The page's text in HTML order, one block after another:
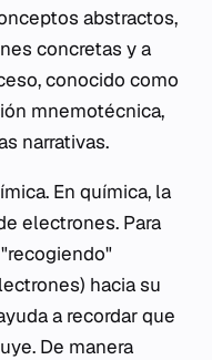
abstractos,
concretas y a
conocido como
mnemotécnica,
narrativas.
En química, la
electrones. Para
hacia su
a recordar que
De manera